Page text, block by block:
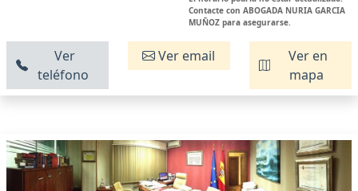
Contacte con ABOGADA NURIA GARCIA
MUÑOZ para asegurarse.
Ver
teléfono
Ver email
Ver en
mapa